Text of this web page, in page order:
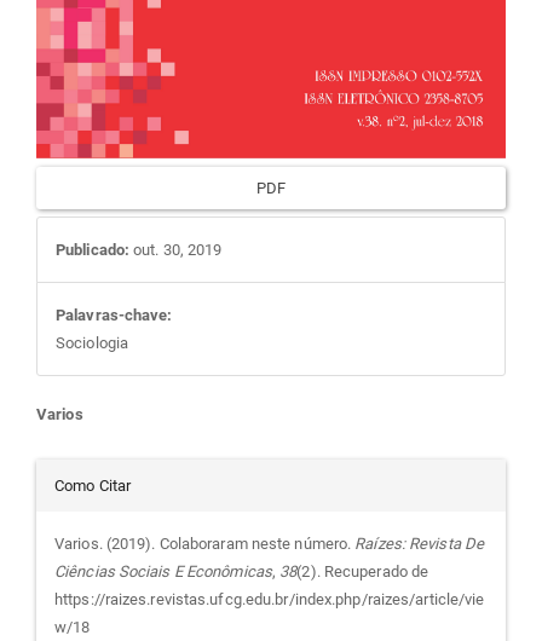
PDF
Publicado: out. 30, 2019
Palavras-chave:
Sociologia
Conteúdo
do
artigo
principal
Varios
Detalhes
do
artigo
Como Citar
Varios. (2019). Colaboraram neste número. Raízes: Revista De
Ciências Sociais E Econômicas, 38(2). Recuperado de
https://raizes.revistas.ufcg.edu.br/index.php/raizes/article/vie
w/18